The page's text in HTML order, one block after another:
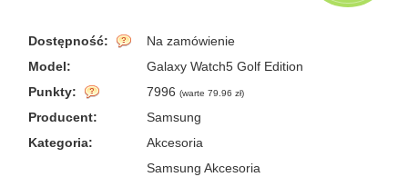
Dostępność:
Na zamówienie
Model:
Galaxy Watch5 Golf Edition
Punkty:
7996 (warte 79.96 zł)
Producent:
Samsung
Kategoria:
Akcesoria
Samsung Akcesoria